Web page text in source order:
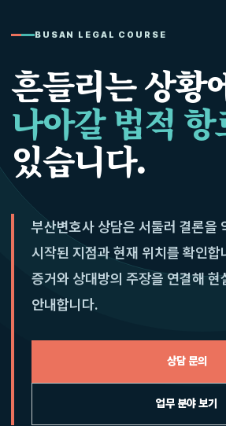
BUSAN LEGAL COURSE
흔들리는 상황
나아갈 법적 항
있습니다.
부산변호사 상담은 서둘러 결론을
시작된 지점과 현재 위치를 확인합
증거와 상대방의 주장을 연결해 현
안내합니다.
상담 문의
업무 분야 보기